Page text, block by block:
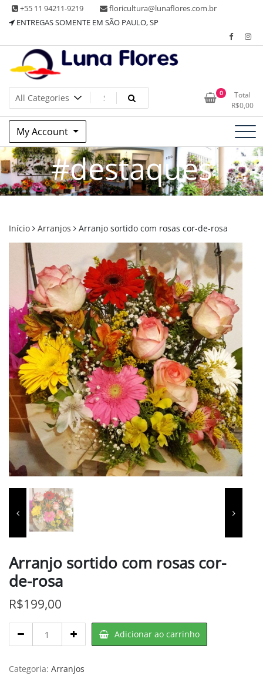
Skip +55 11 94211-9219
floricultura@lunaflores.com.br
ENTREGAS SOMENTE EM SÃO PAULO, SP
Floricultura Luna Flores – Vila
Mariana, SP – Presentes e
Decorações
Floricultura tradicional, vende flores naturais arranjos, buques
e muito mais
0
Total
R$0,00
My Account
#destaques
Início Arranjos Arranjo sortido com rosas cor-de-rosa
Arranjo sortido com rosas cor-
de-rosa
R$199,00
sortido
rosas
Adicionar ao carrinho
Categoria: Arranjos